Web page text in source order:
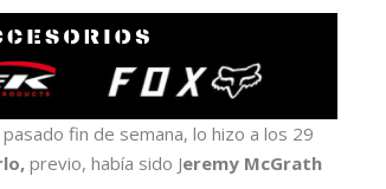
pasado fin de semana, lo hizo a los 29
previo, había sido Jeremy McGrath